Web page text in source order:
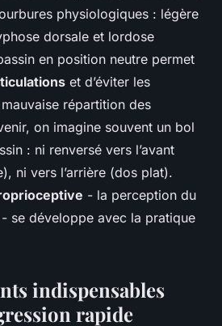
physiologiques : légère
dorsale et lordose
en position neutre permet
et d’éviter les
répartition des
on imagine souvent un bol
: ni renversé vers l’avant
ni vers l’arrière (dos plat).
- la perception du
se développe avec la pratique
indispensables
rapide